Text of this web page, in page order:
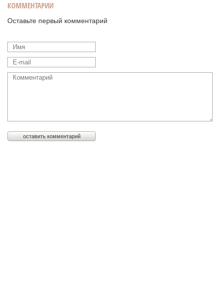
КОММЕНТАРИИ
Оставьте первый комментарий